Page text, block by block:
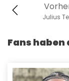
Julius
Fans